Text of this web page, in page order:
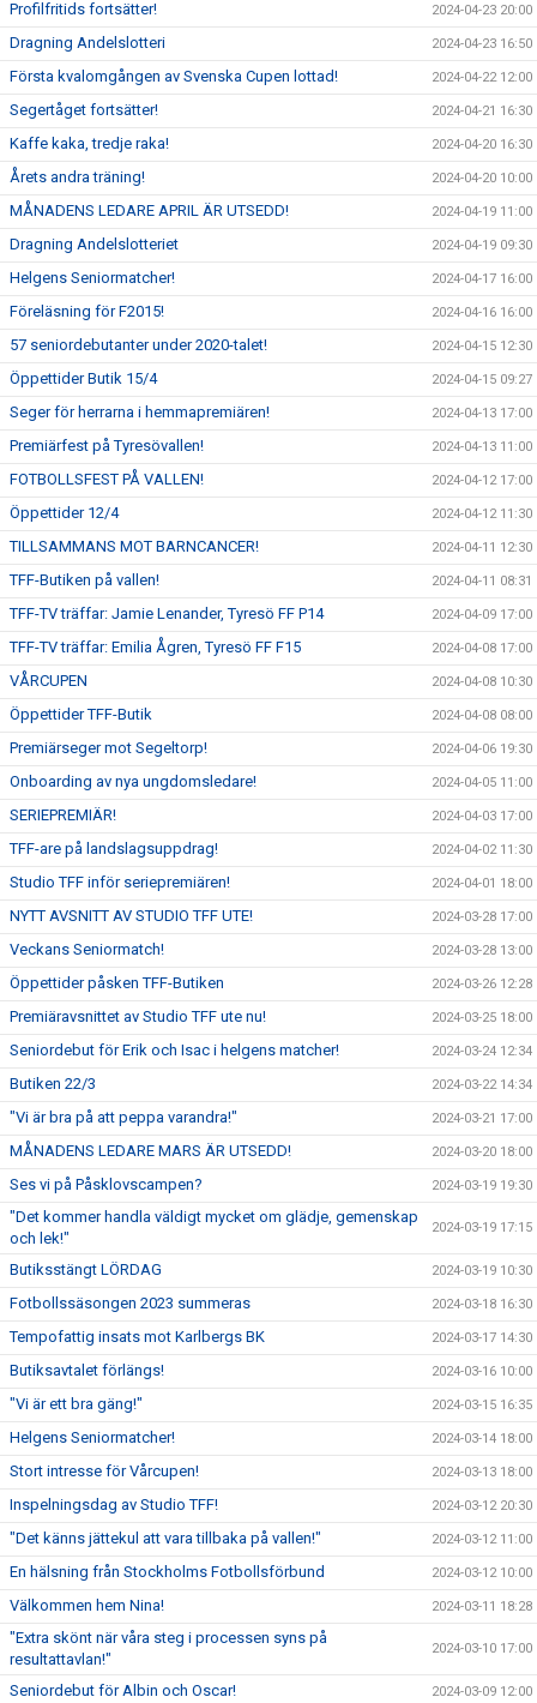
Profilfritids fortsätter! 2024-04-23 20:00
Dragning Andelslotteri 2024-04-23 16:50
Första kvalomgången av Svenska Cupen lottad! 2024-04-22 12:00
Segertåget fortsätter! 2024-04-21 16:30
Kaffe kaka, tredje raka! 2024-04-20 16:30
Årets andra träning! 2024-04-20 10:00
MÅNADENS LEDARE APRIL ÄR UTSEDD! 2024-04-19 11:00
Dragning Andelslotteriet 2024-04-19 09:30
Helgens Seniormatcher! 2024-04-17 16:00
Föreläsning för F2015! 2024-04-16 16:00
57 seniordebutanter under 2020-talet! 2024-04-15 12:30
Öppettider Butik 15/4 2024-04-15 09:27
Seger för herrarna i hemmapremiären! 2024-04-13 17:00
Premiärfest på Tyresövallen! 2024-04-13 11:00
FOTBOLLSFEST PÅ VALLEN! 2024-04-12 17:00
Öppettider 12/4 2024-04-12 11:30
TILLSAMMANS MOT BARNCANCER! 2024-04-11 12:30
TFF-Butiken på vallen! 2024-04-11 08:31
TFF-TV träffar: Jamie Lenander, Tyresö FF P14 2024-04-09 17:00
TFF-TV träffar: Emilia Ågren, Tyresö FF F15 2024-04-08 17:00
VÅRCUPEN 2024-04-08 10:30
Öppettider TFF-Butik 2024-04-08 08:00
Premiärseger mot Segeltorp! 2024-04-06 19:30
Onboarding av nya ungdomsledare! 2024-04-05 11:00
SERIEPREMIÄR! 2024-04-03 17:00
TFF-are på landslagsuppdrag! 2024-04-02 11:30
Studio TFF inför seriepremiären! 2024-04-01 18:00
NYTT AVSNITT AV STUDIO TFF UTE! 2024-03-28 17:00
Veckans Seniormatch! 2024-03-28 13:00
Öppettider påsken TFF-Butiken 2024-03-26 12:28
Premiäravsnittet av Studio TFF ute nu! 2024-03-25 18:00
Seniordebut för Erik och Isac i helgens matcher! 2024-03-24 12:34
Butiken 22/3 2024-03-22 14:34
"Vi är bra på att peppa varandra!" 2024-03-21 17:00
MÅNADENS LEDARE MARS ÄR UTSEDD! 2024-03-20 18:00
Ses vi på Påsklovscampen? 2024-03-19 19:30
"Det kommer handla väldigt mycket om glädje, gemenskap
och lek!"
2024-03-19 17:15
Butiksstängt LÖRDAG 2024-03-19 10:30
Fotbollssäsongen 2023 summeras 2024-03-18 16:30
Tempofattig insats mot Karlbergs BK 2024-03-17 14:30
Butiksavtalet förlängs! 2024-03-16 10:00
"Vi är ett bra gäng!" 2024-03-15 16:35
Helgens Seniormatcher! 2024-03-14 18:00
Stort intresse för Vårcupen! 2024-03-13 18:00
Inspelningsdag av Studio TFF! 2024-03-12 20:30
"Det känns jättekul att vara tillbaka på vallen!" 2024-03-12 11:00
En hälsning från Stockholms Fotbollsförbund 2024-03-12 10:00
Välkommen hem Nina! 2024-03-11 18:28
"Extra skönt när våra steg i processen syns på
resultattavlan!"
2024-03-10 17:00
Seniordebut för Albin och Oscar! 2024-03-09 12:00